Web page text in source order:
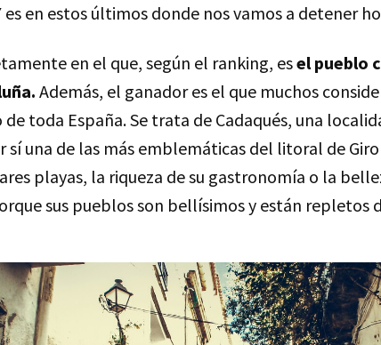
es en estos últimos donde nos vamos a detener
en el que, según el ranking, esel pueblo
Además, el ganador es el que muchos
toda España. Se trata de Cadaqués, una
sí una de las más emblemáticas del litoral de
playas, la riqueza de su gastronomía o la
sus pueblos son bellísimos y están repletos